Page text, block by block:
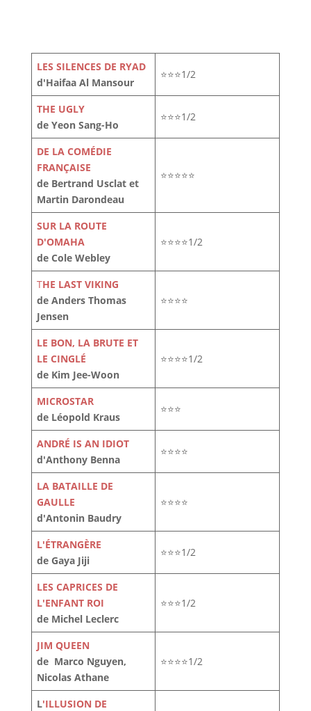
LES SILENCES DE RYAD
d'Haifaa Al Mansour
⭐⭐⭐1/2
THE UGLY
de Yeon Sang-Ho
⭐⭐⭐1/2
DE LA COMÉDIE
FRANÇAISE
de Bertrand Usclat et
Martin Darondeau
⭐⭐⭐⭐⭐
SUR LA ROUTE
D'OMAHA
de Cole Webley
⭐⭐⭐⭐1/2
THE LAST VIKING
de Anders Thomas
Jensen
⭐⭐⭐⭐
LE BON, LA BRUTE ET
LE CINGLÉ
de Kim Jee-Woon
⭐⭐⭐⭐1/2
MICROSTAR
de Léopold Kraus
⭐⭐⭐
ANDRÉ IS AN IDIOT
d'Anthony Benna
⭐⭐⭐⭐
LA BATAILLE DE
GAULLE
d'Antonin Baudry
⭐⭐⭐⭐
L'ÉTRANGÈRE
de Gaya Jiji
⭐⭐⭐1/2
LES CAPRICES DE
L'ENFANT ROI
de Michel Leclerc
⭐⭐⭐1/2
JIM QUEEN
de Marco Nguyen,
Nicolas Athane
⭐⭐⭐⭐1/2
L'ILLUSION DE